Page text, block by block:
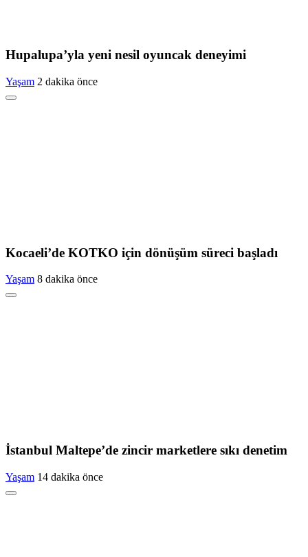
Hupalupa’yla yeni nesil oyuncak deneyimi
Yaşam 2 dakika önce
Kocaeli’de KOTKO için dönüşüm süreci başladı
Yaşam 8 dakika önce
İstanbul Maltepe’de zincir marketlere sıkı denetim
Yaşam 14 dakika önce